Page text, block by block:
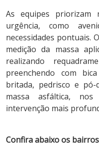
As equipes priorizam
urgência, como
necessidades pontuais.
medição da massa
realizando
preenchendo com
britada, pedrisco e
massa asfáltica,
intervenção mais
Confira abaixo os